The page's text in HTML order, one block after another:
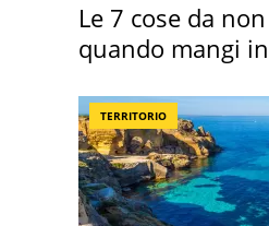
Le 7 cose da
quando mangi
TERRITORIO